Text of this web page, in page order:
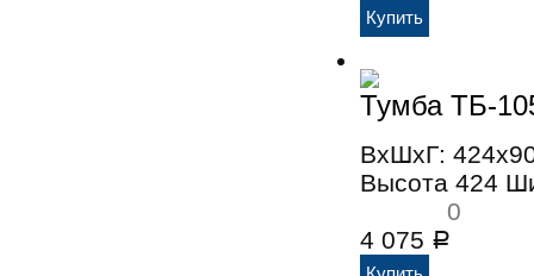
Тумба ТБ-
ВхШхГ:
Высота 424
0
4 075 Р